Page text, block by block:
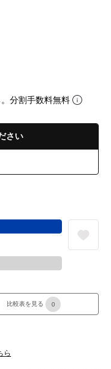
分割手数料無料
さい
比較表を見る 0
ら